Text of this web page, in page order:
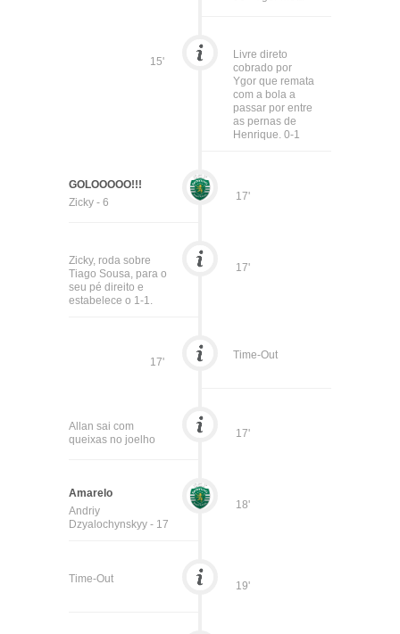
15'
Livre direto
cobrado por
Ygor que remata
com a bola a
passar por entre
as pernas de
Henrique. 0-1
17'
GOLOOOOO!!!
Zicky - 6
17'
Zicky, roda sobre
Tiago Sousa, para o
seu pé direito e
estabelece o 1-1.
17'
Time-Out
17'
Allan sai com
queixas no joelho
18'
Amarelo
Andriy
Dzyalochynskyy - 17
19'
Time-Out